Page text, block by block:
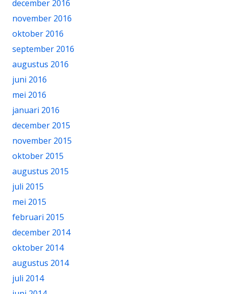
december 2016
november 2016
oktober 2016
september 2016
augustus 2016
juni 2016
mei 2016
januari 2016
december 2015
november 2015
oktober 2015
augustus 2015
juli 2015
mei 2015
februari 2015
december 2014
oktober 2014
augustus 2014
juli 2014